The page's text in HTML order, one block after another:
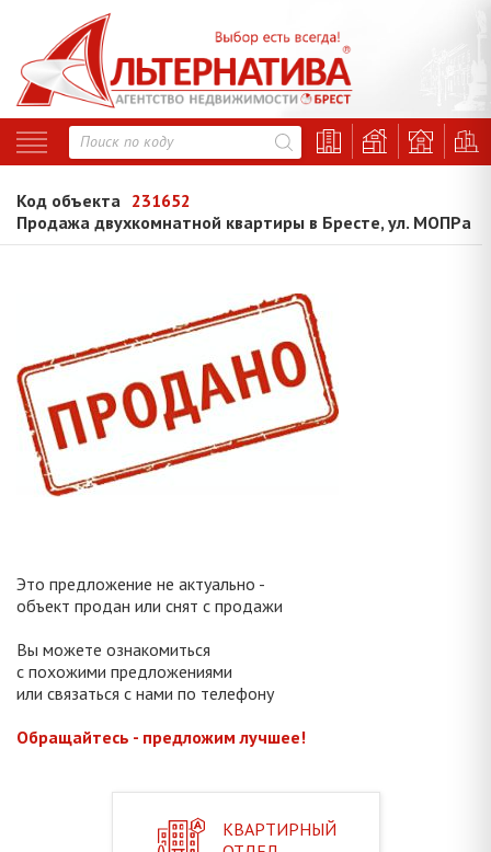
Код объекта 231652
Продажа двухкомнатной квартиры в Бресте, ул. МОПРа
Это предложение не актуально -
объект продан или снят с продажи
Вы можете ознакомиться
с похожими предложениями
или связаться с нами по телефону
Обращайтесь - предложим лучшее!
КВАРТИРНЫЙ